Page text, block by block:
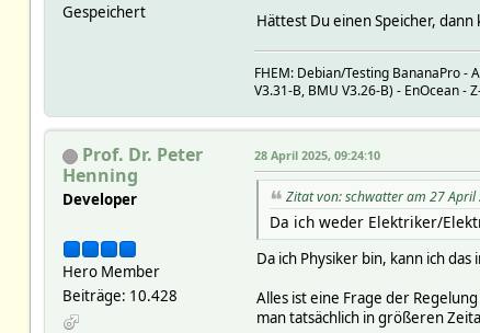
Gespeichert
Hättest Du einen Speicher,
FHEM: Debian/Testing BananaPro -
V3.31-B, BMU V3.26-B) - EnOcean -
Prof. Dr. Peter
Henning
Developer
Hero Member
Beiträge: 10.428
28 April 2025, 09:24:10
Zitat von: schwatter am 27 April
Da ich weder Elektriker/
Da ich Physiker bin, kann ich
Alles ist eine Frage der
man tatsächlich in größeren